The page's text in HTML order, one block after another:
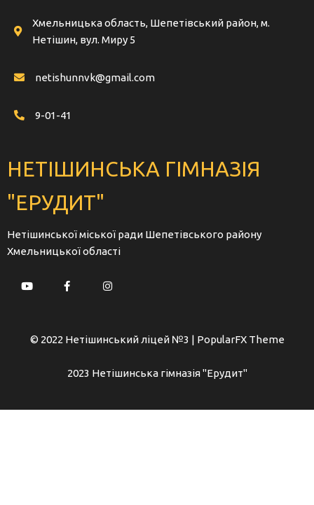
Хмельницька область, Шепетівський район, м.
Нетішин, вул. Миру 5
netishunnvk@gmail.com
9-01-41
НЕТІШИНСЬКА ГІМНАЗІЯ
"ЕРУДИТ"
Нетішинської міської ради Шепетівського району
Хмельницької області
© 2022 Нетішинський ліцей №3 | PopularFX Theme
2023 Нетішинська гімназія "Ерудит"